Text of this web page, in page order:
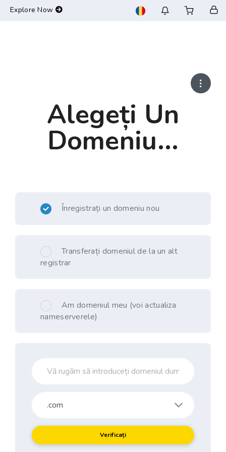
Explore Now
Alegeți Un
Domeniu...
Înregistrați un domeniu nou
Transferați domeniul de la un alt
registrar
Am domeniul meu (voi actualiza
nameserverele)
Verificați